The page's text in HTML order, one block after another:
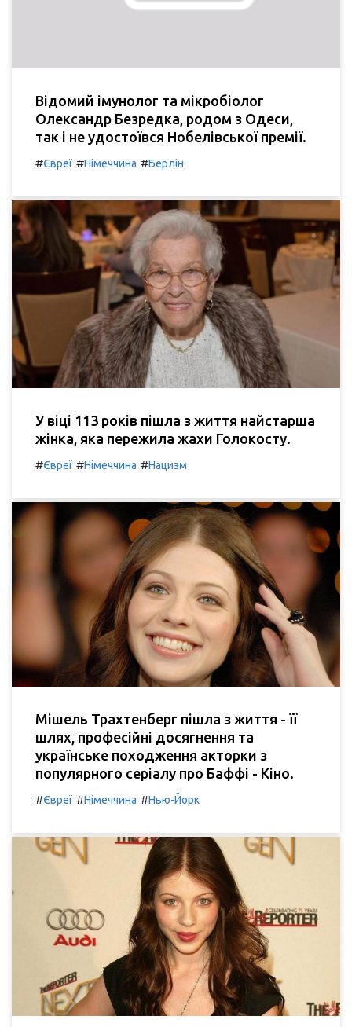
Відомий імунолог та мікробіолог
Олександр Безредка, родом з Одеси,
так і не удостоївся Нобелівської премії.
#Євреї #Німеччина #Берлін
У віці 113 років пішла з життя найстарша
жінка, яка пережила жахи Голокосту.
#Євреї #Німеччина #Нацизм
Мішель Трахтенберг пішла з життя - її
шлях, професійні досягнення та
українське походження акторки з
популярного серіалу про Баффі - Кіно.
#Євреї #Німеччина #Нью-Йорк